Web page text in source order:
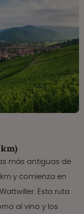
más antiguas de
y comienza en
Esta ruta
al vino y los